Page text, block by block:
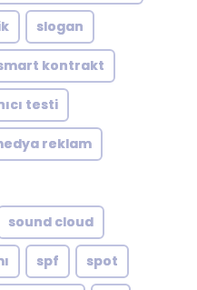
slogan
kontrakt
testi
reklam
sound cloud
spf spot